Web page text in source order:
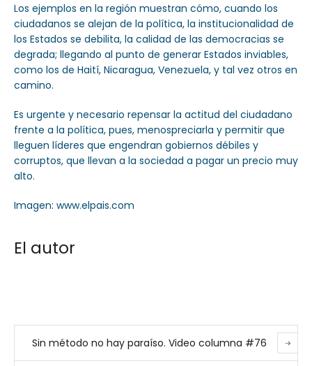
Los ejemplos en la región muestran cómo, cuando los
ciudadanos se alejan de la política, la institucionalidad de
los Estados se debilita, la calidad de las democracias se
degrada; llegando al punto de generar Estados inviables,
como los de Haití, Nicaragua, Venezuela, y tal vez otros en
camino.
Es urgente y necesario repensar la actitud del ciudadano
frente a la política, pues, menospreciarla y permitir que
lleguen líderes que engendran gobiernos débiles y
corruptos, que llevan a la sociedad a pagar un precio muy
alto.
Imagen: www.elpais.com
El autor
Sin método no hay paraíso. Video columna #76